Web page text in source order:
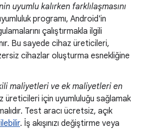
uyumlu kalırken farklılaşmasını
programı, Android'in
çalıştırmakla ilgili
Bu sayede cihaz üreticileri,
cihazlar oluşturma esnekliğine
maliyetleri ve ek maliyetleri en
üreticileri için uyumluluğu sağlamak
Test aracı ücretsiz, açık
. İş akışınızı değiştirme veya